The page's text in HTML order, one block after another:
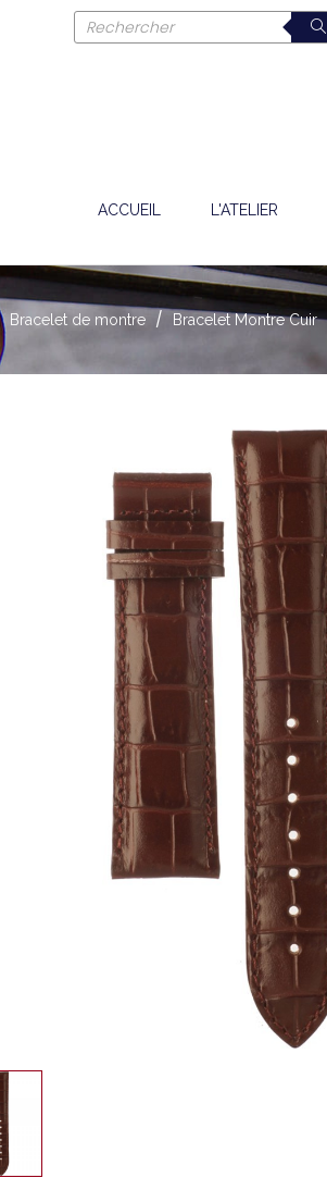
ACCUEIL L'ATELIER
Bracelet de montre Bracelet Montre Cuir